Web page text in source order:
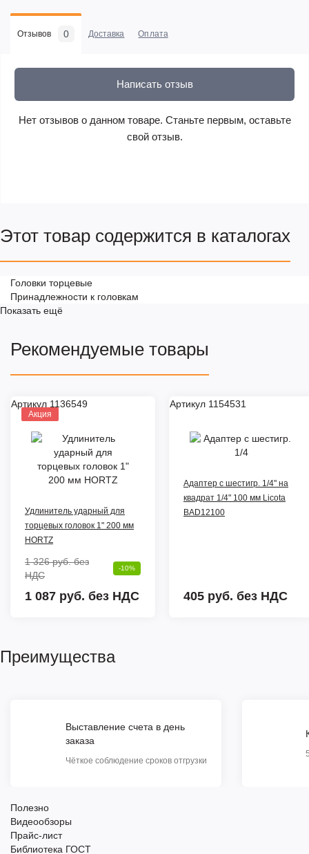
Отзывов 0 Доставка Оплата
Написать отзыв
Нет отзывов о данном товаре. Станьте первым, оставьте
свой отзыв.
Этот товар содержится в каталогах
Головки торцевые
Принадлежности к головкам
Показать ещё
Рекомендуемые товары
Артикул 1136549
Акция
Удлинитель ударный для
торцевых головок 1" 200 мм
HORTZ
1 326 руб.без
НДС
-10%
1 087 руб. без НДС
Артикул 1154531
Адаптер с шестигр. 1/4" на
квадрат 1/4" 100 мм Licota
BAD12100
405 руб. без НДС
Преимущества
Выставление счета в день
заказа
Чёткое соблюдение сроков отгрузки
Полезно
Видеообзоры
Прайс-лист
Библиотека ГОСТ